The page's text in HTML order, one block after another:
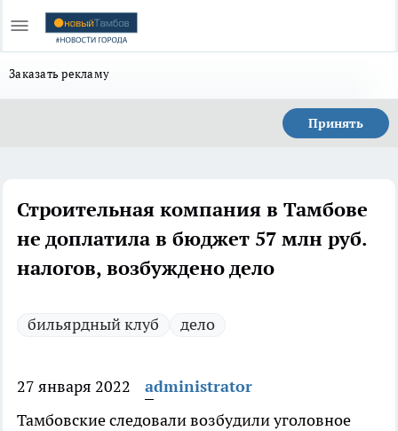
Заказать рекламу
Принять
Строительная компания в Тамбове
не доплатила в бюджет 57 млн руб.
налогов, возбуждено дело
бильярдный клуб дело
27 января 2022
administrator
Тамбовские следовали возбудили уголовное